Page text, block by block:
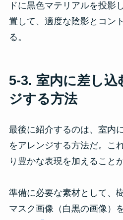
ドに黒色マテリアルを投影
置して、適度な陰影とコン
る。
5-3. 室内に差し込
ジする方法
最後に紹介するのは、室内
をアレンジする方法だ。こ
り豊かな表現を加えること
準備に必要な素材として、
マスク画像（白黒の画像）